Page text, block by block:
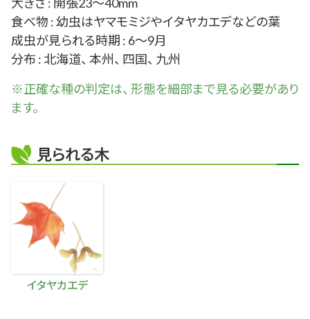
食べ物 : 幼虫はヤマモミジやイタヤカエデなどの葉
成虫が見られる時期 : 6～9月
分布 : 北海道、 本州、 四国、 九州
※正確な種の判定は、 形態を細部まで見る必要があり
ます。
見られる木
イタヤカエデ